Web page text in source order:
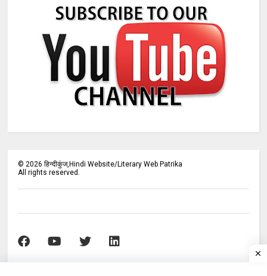
©2026 हिन्दीकुंज,Hindi Website/Literary Web Patrika
All rights reserved.